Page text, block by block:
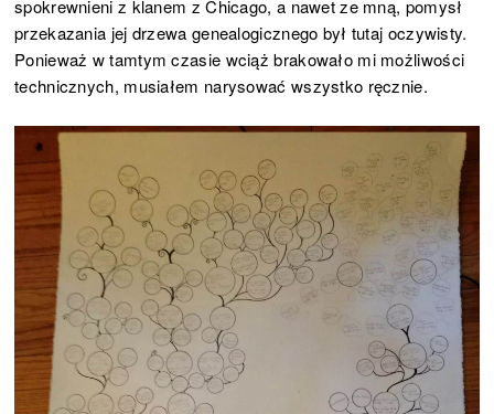
spokrewnieni z klanem z Chicago, a nawet ze mną, pomysł
przekazania jej drzewa genealogicznego był tutaj oczywisty.
Ponieważ w tamtym czasie wciąż brakowało mi możliwości
technicznych, musiałem narysować wszystko ręcznie.